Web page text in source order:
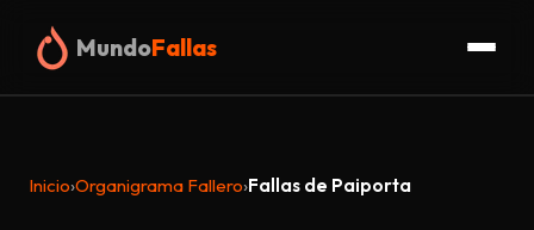
MundoFallas
Fallas
Inicio›Organigrama Fallero›Fallas de Paiporta